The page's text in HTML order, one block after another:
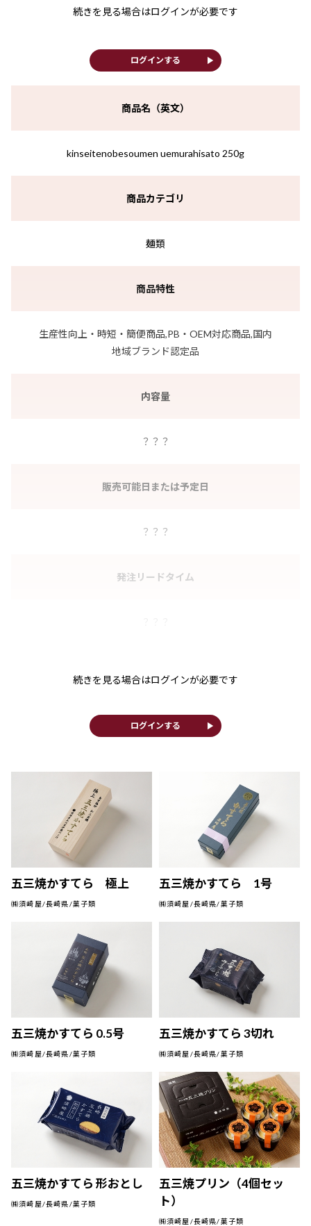
続きを見る場合はログインが必要です
ログインする play_arrow
商品名（英文）
kinseitenobesoumen uemurahisato 250g
商品カテゴリ
麺類
商品特性
生産性向上・時短・簡便商品,PB・OEM対応商品,国内
地域ブランド認定品
内容量
？？？
販売可能日または予定日
？？？
発注リードタイム
続きを見る場合はログインが必要です
ログインする play_arrow
五三焼かすてら 極上
㈱須崎屋/長崎県/菓子類
五三焼かすてら 1号
㈱須崎屋/長崎県/菓子類
五三焼かすてら 0.5号
㈱須崎屋/長崎県/菓子類
五三焼かすてら 3切れ
㈱須崎屋/長崎県/菓子類
五三焼かすてら 形おとし
㈱須崎屋/長崎県/菓子類
五三焼プリン（4個セッ
ト）
㈱須崎屋/長崎県/菓子類